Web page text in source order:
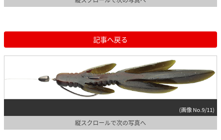
記事へ戻る
(画像 No.9/11)
縦スクロールで次の写真へ